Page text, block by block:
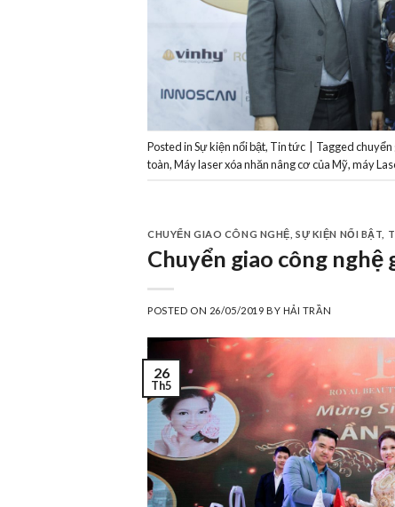
Posted inSự kiện nổi bật, Tin tức Taggedchuyển
toàn,Máy laser xóa nhăn nâng cơ của Mỹ,máy
CHUYỂN GIAO CÔNG NGHỆ ,SỰ KIỆN NỔI BẬT
Chuyển giao công nghệ
POSTED ON 26/05/2019 BY HẢI TRẦN
26
Th5